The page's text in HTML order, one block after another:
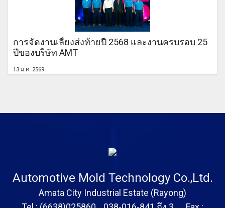
การจัดงานเลี้ยงส่งท้ายปี 2568 และงานครบรอบ 25
ปีของบริษัท AMT
13 ม.ค. 2569
Automotive Mold Technology Co.,Ltd.
Amata City Industrial Estate (Rayong)